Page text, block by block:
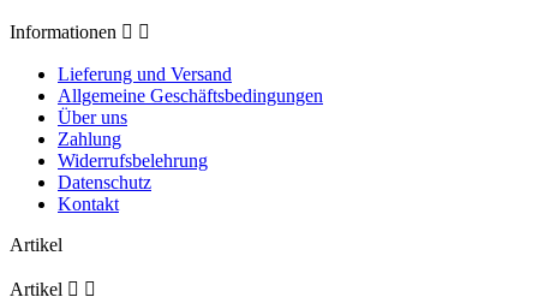
Informationen  
Lieferung und Versand
Allgemeine Geschäftsbedingungen
Über uns
Zahlung
Widerrufsbelehrung
Datenschutz
Kontakt
Artikel
Artikel  